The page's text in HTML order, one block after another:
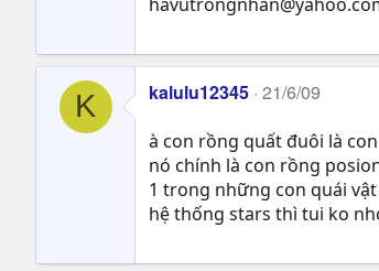
K kalulu12345 21/6/09
à con rồng quất đuôi là
nó chính là con rồng
1 trong những con quái
hệ thống stars thì tui ko